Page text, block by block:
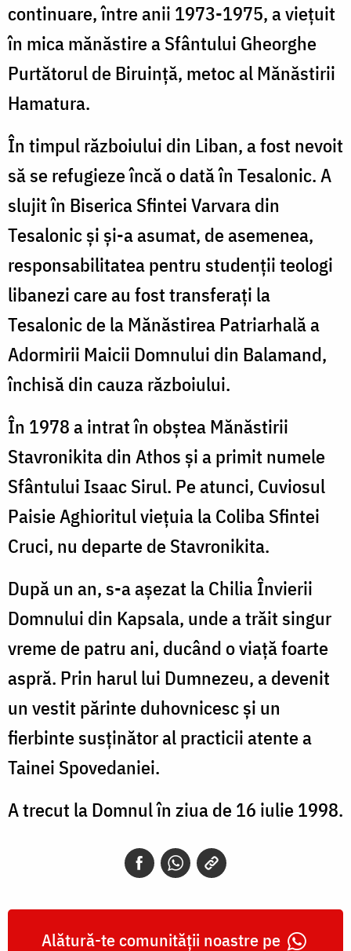
continuare, între anii 1973-1975, a viețuit
în mica mănăstire a Sfântului Gheorghe
Purtătorul de Biruință, metoc al Mănăstirii
Hamatura.
În timpul războiului din Liban, a fost nevoit
să se refugieze încă o dată în Tesalonic. A
slujit în Biserica Sfintei Varvara din
Tesalonic și și-a asumat, de asemenea,
responsabilitatea pentru studenții teologi
libanezi care au fost transferați la
Tesalonic de la Mănăstirea Patriarhală a
Adormirii Maicii Domnului din Balamand,
închisă din cauza războiului.
În 1978 a intrat în obștea Mănăstirii
Stavronikita din Athos și a primit numele
Sfântului Isaac Sirul. Pe atunci, Cuviosul
Paisie Aghioritul viețuia la Coliba Sfintei
Cruci, nu departe de Stavronikita.
După un an, s-a așezat la Chilia Învierii
Domnului din Kapsala, unde a trăit singur
vreme de patru ani, ducând o viață foarte
aspră. Prin harul lui Dumnezeu, a devenit
un vestit părinte duhovnicesc și un
fierbinte susținător al practicii atente a
Tainei Spovedaniei.
A trecut la Domnul în ziua de 16 iulie 1998.
Alătură-te comunității noastre pe